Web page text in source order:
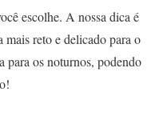
escolhe. A nossa dica é
mais reto e delicado para o
para os noturnos, podendo